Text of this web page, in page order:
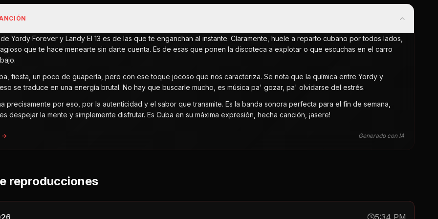
Yordy Forever y Landy El 13 es de las que te enganchan al instante. Claramente, huele a reparto cubano por todos lados,
que te hace menearte sin darte cuenta. Es de esas que ponen la discoteca a explotar o que escuchas en el carro
fiesta, un poco de guapería, pero con ese toque jocoso que nos caracteriza. Se nota que la química entre Yordy y
se traduce en una energía brutal. No hay que buscarle mucho, es música pa' gozar, pa' olvidarse del estrés.
precisamente por eso, por la autenticidad y el sabor que transmite. Es la banda sonora perfecta para el fin de semana,
despejar la mente y simplemente disfrutar. Es Cuba en su máxima expresión, hecha canción, ¡asere!
→ Generado con IA
reproducciones
5:34 PM